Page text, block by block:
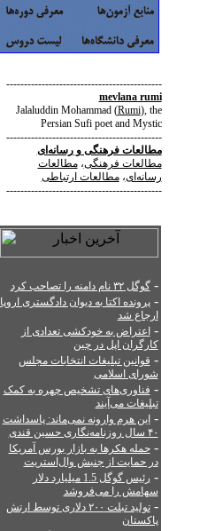
--------------------------------------------
mevlana rumi
Jalaluddin Mohammad(Rumi), the
Persian Sufi poet and Mystic
--------------------------------------------
مطالعات فرهنگیورسانه‌ای
مطالعات فرهنگی،مطالعات
رسانه‌ای،مطالعات ارتباطی
--------------------------------------------
-گوگل ۳۲ نام دامنه را تصاحب کرد
-پرونده اکتا به دیوان دادگستری اروپا
ارجاع شد
- اعتراض به خودکشی تعدادی از
کارگران اپل در چین
- قوانین تبلیغات انتخابات مجلس
شورای اسلامی
- فناوری‌های تشخیص چهره به کمک
تبلیغات می‌آیند
-این هرم وارونه نمی‌ماند: پاسداشت
۴۰ سال روزنامه‌نگاری حسین قندی
-حمله هکرها به بازار بورس آمریکا
در حمایت از جنبش وال‌استریت
-
رئیس گوگل 1.5 میلیارد دلار
سهامش را می‌فروشد
-
تولید تبلت ۲۰۰ دلاری توسط ارتش
پاکستان